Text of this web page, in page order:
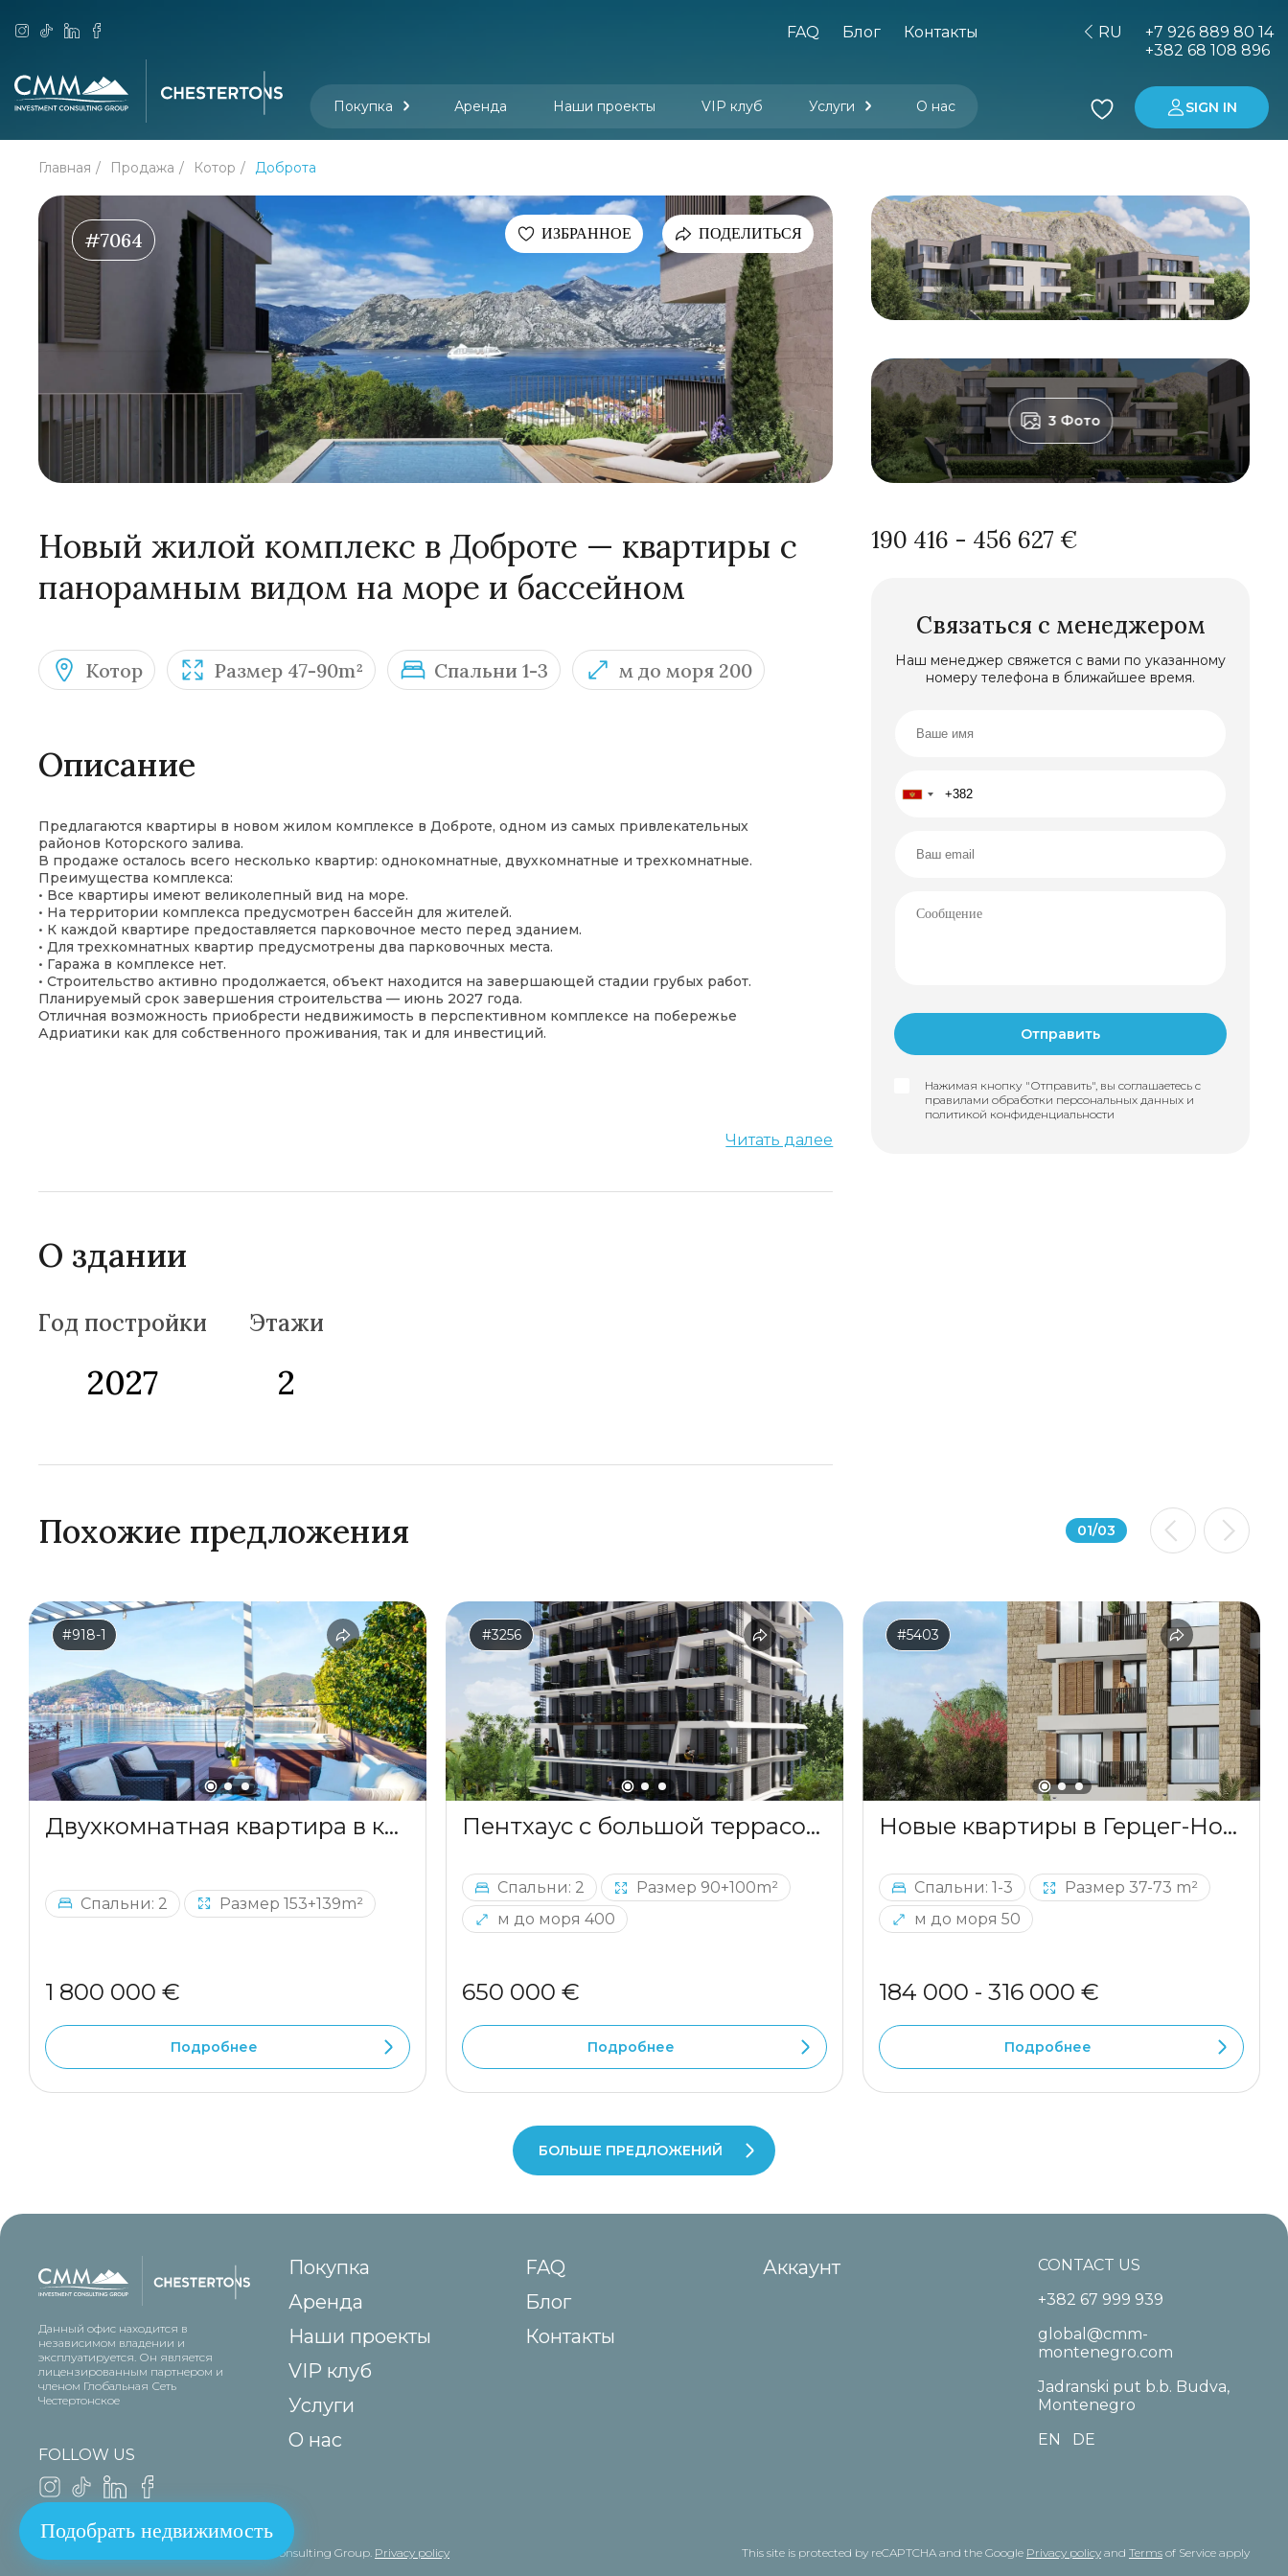
FAQ Блог Контакты
Покупка Аренда Наши проекты VIP клуб Услуги О нас
RU
+7 926 889 80 14
+382 68 108 896
SIGN IN
Главная Продажа Котор Доброта
#7064 ИЗБРАННОЕ ПОДЕЛИТЬСЯ
3 Фото
Новый жилой комплекс в Доброте — квартиры с
панорамным видом на море и бассейном
Котор Размер 47-90m² Спальни 1-3 м до моря 200
Описание
Предлагаются квартиры в новом жилом комплексе в Доброте, одном из самых привлекательных
районов Которского залива.
В продаже осталось всего несколько квартир: однокомнатные, двухкомнатные и трехкомнатные.
Преимущества комплекса:
• Все квартиры имеют великолепный вид на море.
• На территории комплекса предусмотрен бассейн для жителей.
• К каждой квартире предоставляется парковочное место перед зданием.
• Для трехкомнатных квартир предусмотрены два парковочных места.
• Гаража в комплексе нет.
• Строительство активно продолжается, объект находится на завершающей стадии грубых работ.
Планируемый срок завершения строительства — июнь 2027 года.
Отличная возможность приобрести недвижимость в перспективном комплексе на побережье
Адриатики как для собственного проживания, так и для инвестиций.
Читать далее
О здании
Год постройки
2027
Этажи
2
190 416 - 456 627 €
Связаться с менеджером
Наш менеджер свяжется с вами по указанному
номеру телефона в ближайшее время.
Нажимая кнопку "Отправить", вы соглашаетесь с
правилами обработки персональных данных и
политикой конфиденциальности
Похожие предложения 01/03
#918-1
Двухкомнатная квартира в комплексе на берегу моря
Спальни: 2 Размер 153+139m²
1 800 000 €
Подробнее
#3256
Пентхаус с большой террасой на крыше в Бечичи
Спальни: 2
Размер 90+100m²
м до моря 400
650 000 €
Подробнее
#5403
Новые квартиры в Герцег-Нови, 50 м от моря
Спальни: 1-3
Размер 37-73 m²
м до моря 50
184 000 - 316 000 €
Подробнее
БОЛЬШЕ ПРЕДЛОЖЕНИЙ
Подобрать недвижимость
Данный офис находится в
независимом владении и
эксплуатируется. Он является
лицензированным партнером и
членом Глобальная Сеть
Честертонское
Покупка
Аренда
Наши проекты
VIP клуб
Услуги
О нас
FAQ
Блог
Контакты
Аккаунт
CONTACT US
+382 67 999 939
global@cmm-
montenegro.com
Jadranski put b.b. Budva,
Montenegro
EN
DE
FOLLOW US
© Copyright 2011 - 2026 . CMM Investment Consulting Group. Privacy policy This site is protected by reCAPTCHA and the Google Privacy policy and Terms of Service apply